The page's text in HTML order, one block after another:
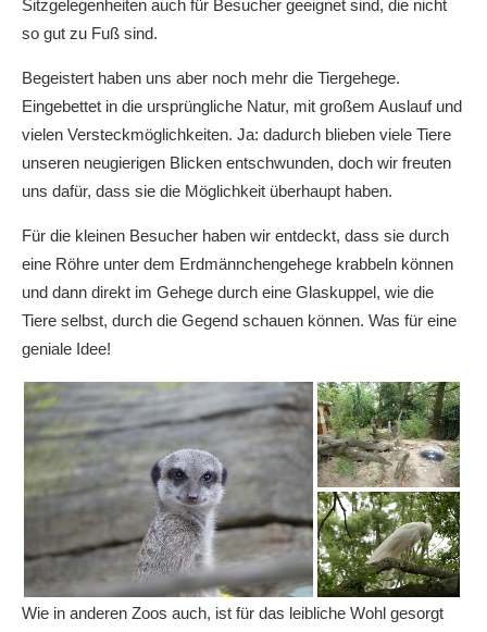
Sitzgelegenheiten auch für Besucher geeignet sind, die nicht
so gut zu Fuß sind.
Begeistert haben uns aber noch mehr die Tiergehege.
Eingebettet in die ursprüngliche Natur, mit großem Auslauf und
vielen Versteckmöglichkeiten. Ja: dadurch blieben viele Tiere
unseren neugierigen Blicken entschwunden, doch wir freuten
uns dafür, dass sie die Möglichkeit überhaupt haben.
Für die kleinen Besucher haben wir entdeckt, dass sie durch
eine Röhre unter dem Erdmännchengehege krabbeln können
und dann direkt im Gehege durch eine Glaskuppel, wie die
Tiere selbst, durch die Gegend schauen können. Was für eine
geniale Idee!
Wie in anderen Zoos auch, ist für das leibliche Wohl gesorgt